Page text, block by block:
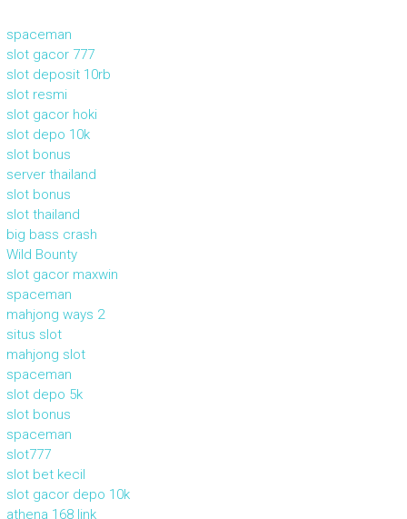
spaceman
slot gacor 777
slot deposit 10rb
slot resmi
slot gacor hoki
slot depo 10k
slot bonus
server thailand
slot bonus
slot thailand
big bass crash
Wild Bounty
slot gacor maxwin
spaceman
mahjong ways 2
situs slot
mahjong slot
spaceman
slot depo 5k
slot bonus
spaceman
slot777
slot bet kecil
slot gacor depo 10k
athena 168 link